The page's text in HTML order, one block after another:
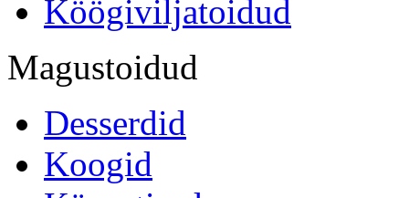
Köögiviljatoidud
Magustoidud
Desserdid
Koogid